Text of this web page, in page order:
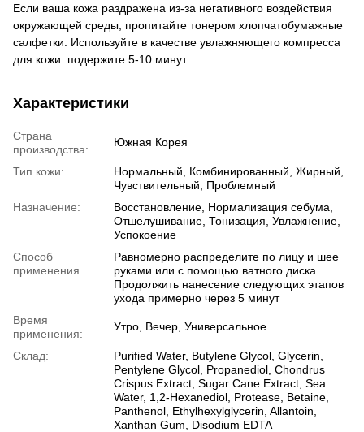
Если ваша кожа раздражена из-за негативного воздействия
окружающей среды, пропитайте тонером хлопчатобумажные
салфетки. Используйте в качестве увлажняющего компресса
для кожи: подержите 5-10 минут.
Характеристики
Страна
производства:
Южная Корея
Тип кожи:
Нормальный, Комбинированный, Жирный,
Чувствительный, Проблемный
Назначение:
Восстановление, Нормализация себума,
Отшелушивание, Тонизация, Увлажнение,
Успокоение
Способ
применения
Равномерно распределите по лицу и шее
руками или с помощью ватного диска.
Продолжить нанесение следующих этапов
ухода примерно через 5 минут
Время
применения:
Утро, Вечер, Универсальное
Склад:
Purified Water, Butylene Glycol, Glycerin,
Pentylene Glycol, Propanediol, Chondrus
Crispus Extract, Sugar Cane Extract, Sea
Water, 1,2-Hexanediol, Protease, Betaine,
Panthenol, Ethylhexylglycerin, Allantoin,
Xanthan Gum, Disodium EDTA